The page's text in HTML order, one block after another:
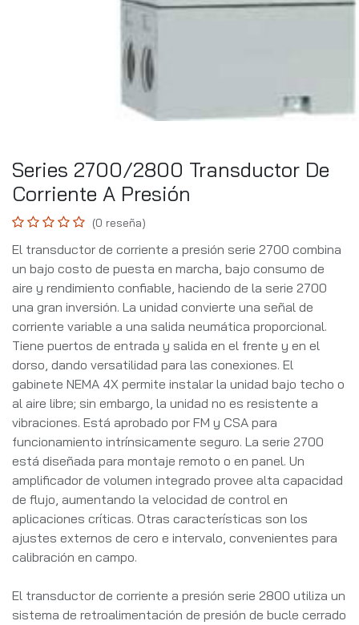
Series 2700/2800 Transductor De
Corriente A Presión
(0 reseña)
El transductor de corriente a presión serie 2700 combina
un bajo costo de puesta en marcha, bajo consumo de
aire y rendimiento confiable, haciendo de la serie 2700
una gran inversión. La unidad convierte una señal de
corriente variable a una salida neumática proporcional.
Tiene puertos de entrada y salida en el frente y en el
dorso, dando versatilidad para las conexiones. El
gabinete NEMA 4X permite instalar la unidad bajo techo o
al aire libre; sin embargo, la unidad no es resistente a
vibraciones. Está aprobado por FM y CSA para
funcionamiento intrínsicamente seguro. La serie 2700
está diseñada para montaje remoto o en panel. Un
amplificador de volumen integrado provee alta capacidad
de flujo, aumentando la velocidad de control en
aplicaciones críticas. Otras características son los
ajustes externos de cero e intervalo, convenientes para
calibración en campo.
El transductor de corriente a presión serie 2800 utiliza un
sistema de retroalimentación de presión de bucle cerrado